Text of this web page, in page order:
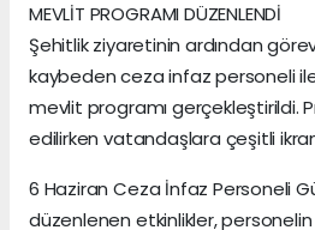
MEVLİT PROGRAMI DÜZENLENDİ
Şehitlik ziyaretinin ardından
kaybeden ceza infaz personeli
mevlit programı gerçekleştirildi.
edilirken vatandaşlara çeşitli
6 Haziran Ceza İnfaz Personeli
düzenlenen etkinlikler,